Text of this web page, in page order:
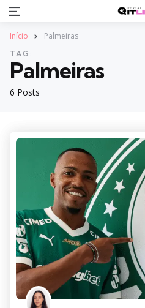
Menu
Início Palmeiras
6 Posts
TAG:
Palmeiras